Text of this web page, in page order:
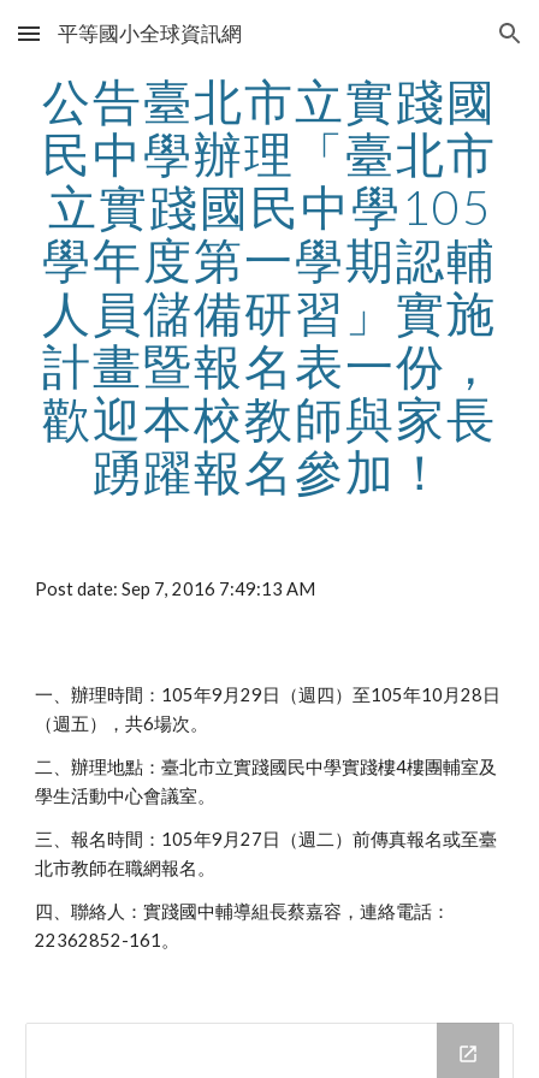
Skip to main content Skip to navigation
平等國小全球資訊網
公告臺北市立實踐國
民中學辦理「臺北市
立實踐國民中學105
學年度第一學期認輔
人員儲備研習」實施
計畫暨報名表一份，
歡迎本校教師與家長
踴躍報名參加！
Post date: Sep 7, 2016 7:49:13 AM
一、辦理時間：105年9月29日（週四）至105年10月28日
（週五），共6場次。
二、辦理地點：臺北市立實踐國民中學實踐樓4樓團輔室及
學生活動中心會議室。
三、報名時間：105年9月27日（週二）前傳真報名或至臺
北市教師在職網報名。
四、聯絡人：實踐國中輔導組長蔡嘉容，連絡電話：
22362852-161。